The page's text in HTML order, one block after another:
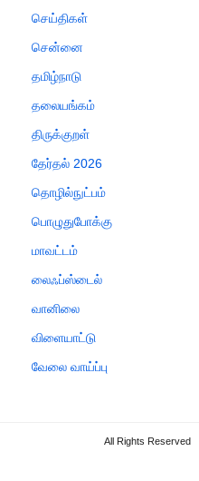
செய்திகள்
சென்னை
தமிழ்நாடு
தலையங்கம்
திருக்குறள்
தேர்தல் 2026
தொழில்நுட்பம்
பொழுதுபோக்கு
மாவட்டம்
லைஃப்ஸ்டைல்
வானிலை
விளையாட்டு
வேலை வாய்ப்பு
All Rights Reserved